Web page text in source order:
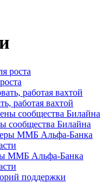
работая вахтой
сообщества Билайна
ММБ Альфа-Банка